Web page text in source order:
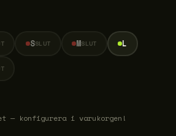
SSLUT MSLUT L
— konfigurera i varukorgen!